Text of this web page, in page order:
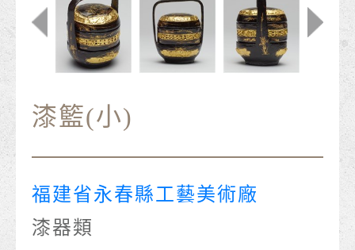
漆籃(小)
福建省永春縣工藝美術廠
漆器類